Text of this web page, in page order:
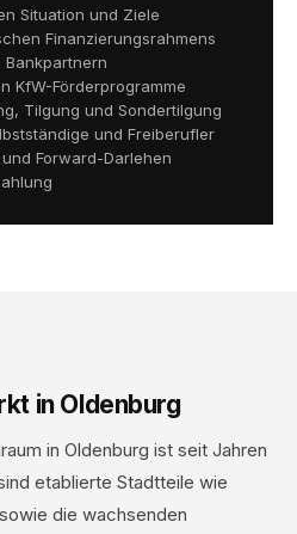
Situation und Ziele
Finanzierungsrahmens
KfW-Förderprogramme
Tilgung und Sondertilgung
und Freiberufler
Forward-Darlehen
in Oldenburg
in Oldenburg ist seit Jahren
etablierte Stadtteile wie
die wachsenden